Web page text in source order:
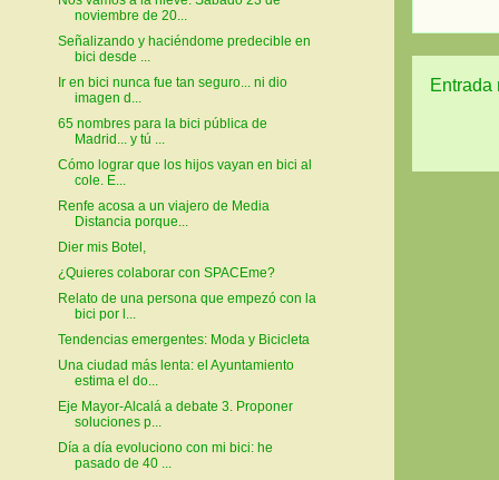
Entrada
noviembre de 20...
Señalizando y haciéndome predecible en
bici desde ...
Ir en bici nunca fue tan seguro... ni dio
imagen d...
65 nombres para la bici pública de
Madrid... y tú ...
Cómo lograr que los hijos vayan en bici al
cole. E...
Renfe acosa a un viajero de Media
Distancia porque...
Dier mis Botel,
¿Quieres colaborar con SPACEme?
Relato de una persona que empezó con la
bici por l...
Tendencias emergentes: Moda y Bicicleta
Una ciudad más lenta: el Ayuntamiento
estima el do...
Eje Mayor-Alcalá a debate 3. Proponer
soluciones p...
Día a día evoluciono con mi bici: he
pasado de 40 ...